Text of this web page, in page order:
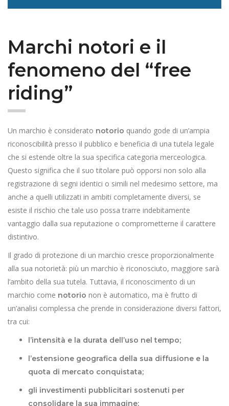
Marchi notori e il
fenomeno del “free
riding”
Un marchio è considerato notorio quando gode di un’ampia
riconoscibilità presso il pubblico e beneficia di una tutela legale
che si estende oltre la sua specifica categoria merceologica.
Questo significa che il suo titolare può opporsi non solo alla
registrazione di segni identici o simili nel medesimo settore, ma
anche a quelli utilizzati in ambiti completamente diversi, se
esiste il rischio che tale uso possa trarre indebitamente
vantaggio dalla sua reputazione o comprometterne il carattere
distintivo.
Il grado di protezione di un marchio cresce proporzionalmente
alla sua notorietà: più un marchio è riconosciuto, maggiore sarà
l’ambito della sua tutela. Tuttavia, il riconoscimento di un
marchio come notorio non è automatico, ma è frutto di
un’analisi complessa che prende in considerazione diversi fattori,
tra cui:
l’intensità e la durata dell’uso nel tempo;
l’estensione geografica della sua diffusione e la
quota di mercato conquistata;
gli investimenti pubblicitari sostenuti per
consolidare la sua immagine;